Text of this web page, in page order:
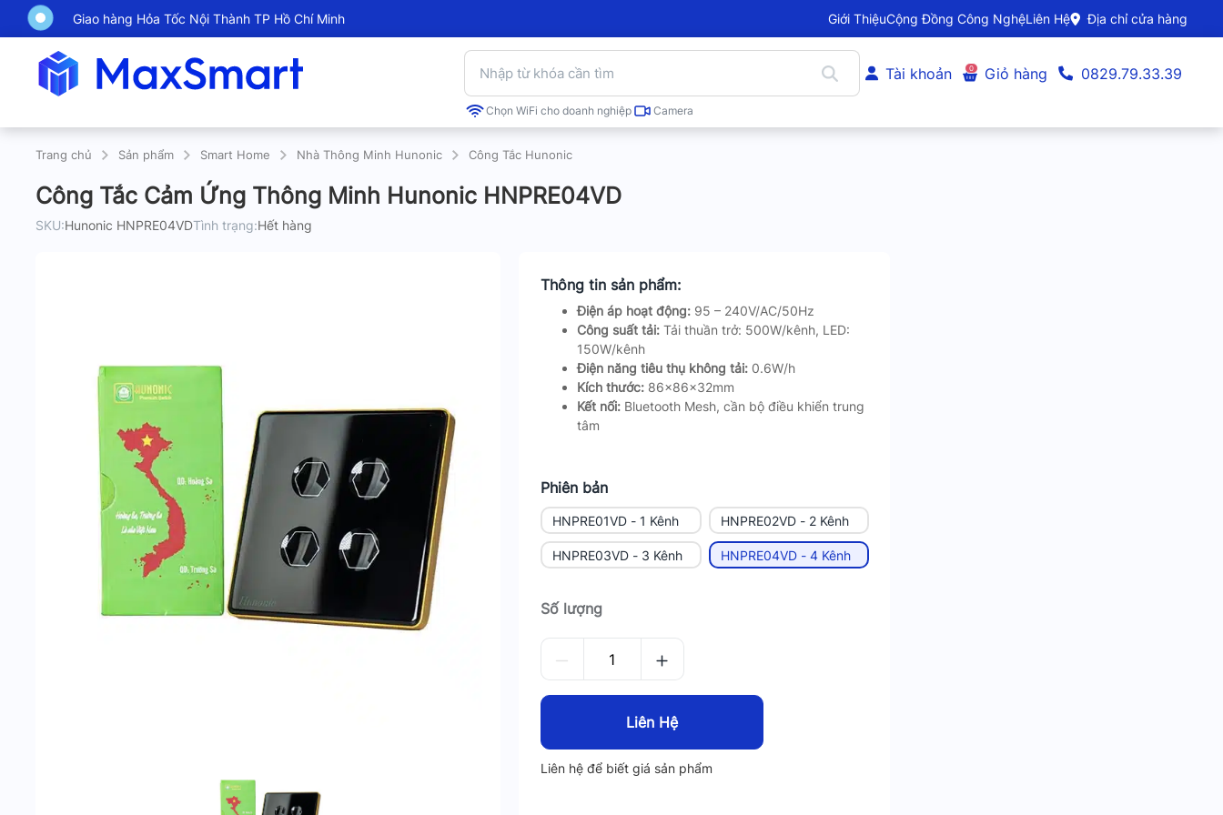
Giao hàng Hỏa Tốc Nội Thành TP Hồ Chí Minh Giới ThiệuCộng Đồng Công NghệLiên Hệ Địa chỉ cửa hàng
Chọn WiFi cho doanh nghiệp Camera
Tài khoản 0 Giỏ hàng 0829.79.33.39
Trang chủ Sản phẩm Smart Home Nhà Thông Minh Hunonic Công Tắc Hunonic
Công Tắc Cảm Ứng Thông Minh Hunonic HNPRE04VD
SKU:Hunonic HNPRE04VDTình trạng:Hết hàng
Thông tin sản phẩm:
Điện áp hoạt động:95 – 240V/AC/50Hz
Công suất tải: Tải thuần trở: 500W/kênh, LED:
150W/kênh
Điện năng tiêu thụ không tải:0.6W/h
Kích thước:86x86x32mm
Kết nối:Bluetooth Mesh, cần bộ điều khiển trung
tâm
Phiên bản
HNPRE01VD - 1 Kênh HNPRE02VD - 2 Kênh
HNPRE03VD - 3 Kênh HNPRE04VD - 4 Kênh
Số lượng
Liên Hệ
Liên hệ để biết giá sản phẩm